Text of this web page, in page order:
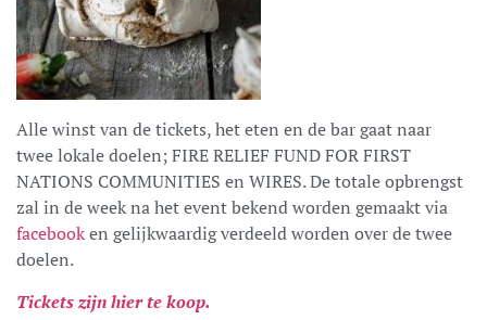
Alle winst van de tickets, het eten en de bar gaat naar
twee lokale doelen; FIRE RELIEF FUND FOR FIRST
NATIONS COMMUNITIES en WIRES. De totale opbrengst
zal in de week na het event bekend worden gemaakt via
facebooken gelijkwaardig verdeeld worden over de twee
doelen.
Tickets zijn hier te koop.